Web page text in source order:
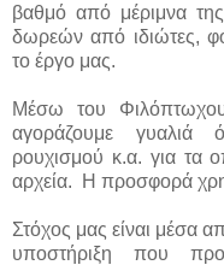
βαθμό από μέριμνα
δωρεών από ιδιώτες,
το έργο μας.
Μέσω του
αγοράζουμε γυαλιά
ρουχισμού κ.α. για τα
αρχεία. Η προσφορά
Στόχος μας είναι μέσα
υποστήριξη που